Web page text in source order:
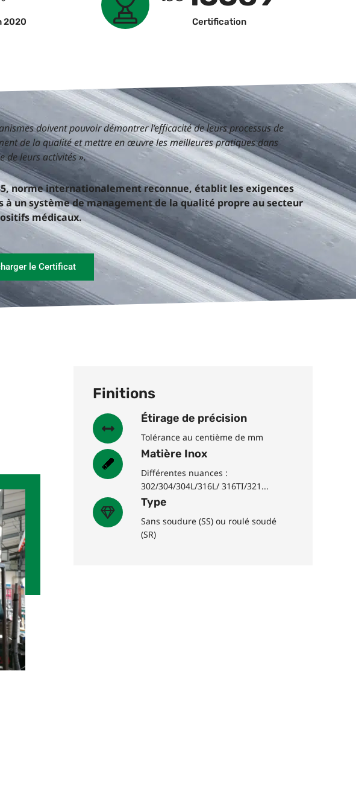
2020 Certification
doivent pouvoir démontrer l’efficacité de leurs processus de
de la qualité et mettre en œuvre les meilleures pratiques dans
de leurs activités ».
norme internationalement reconnue, établit les exigences
à un système de management de la qualité propre au secteur
médicaux.
le Certificat
Finitions
Étirage de précision
Tolérance au centième de mm
Matière Inox
Différentes nuances :
302/304/304L/316L/ 316TI/321...
Type
Sans soudure (SS) ou roulé soudé
(SR)